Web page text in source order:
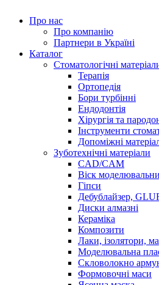
Про нас
Про компанію
Партнери в Україні
Каталог
Стоматологічні
Терапія
Ортопедія
Бори турбінні
Ендодонтія
Хірургія та
Інструменти
Допоміжні
Зуботехнічні матеріали
CAD/CAM
Віск
Гіпси
Дебублайзер,
Диски алмазні
Кераміка
Композити
Лаки, ізолятори,
Моделювальна
Скловолокно
Формовочні маси